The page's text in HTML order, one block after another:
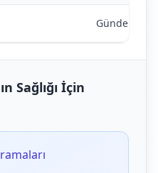
Günde
Sağlığı İçin